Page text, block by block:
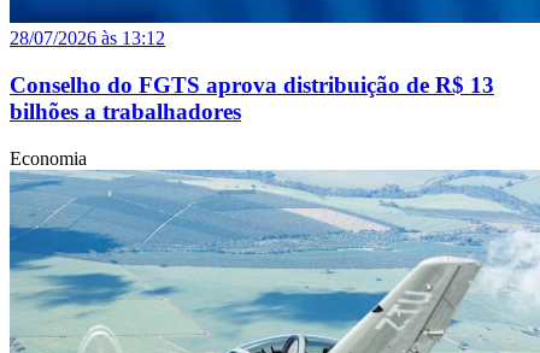
28/07/2026 às 13:12
Conselho do FGTS aprova distribuição de R$ 13
bilhões a trabalhadores
Economia